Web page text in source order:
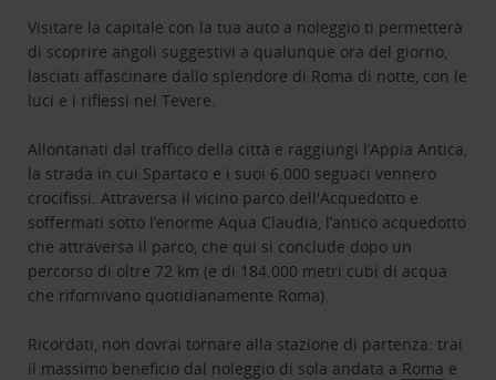
Visitare la capitale con la tua auto a noleggio ti permetterà
di scoprire angoli suggestivi a qualunque ora del giorno,
lasciati affascinare dallo splendore di Roma di notte, con le
luci e i riflessi nel Tevere.
Allontanati dal traffico della città e raggiungi l’Appia Antica,
la strada in cui Spartaco e i suoi 6.000 seguaci vennero
crocifissi. Attraversa il vicino parco dell'Acquedotto e
soffermati sotto l’enorme Aqua Claudia, l’antico acquedotto
che attraversa il parco, che qui si conclude dopo un
percorso di oltre 72 km (e di 184.000 metri cubi di acqua
che rifornivano quotidianamente Roma).
Ricordati, non dovrai tornare alla stazione di partenza: trai
il massimo beneficio dal noleggio di sola andata a Roma e